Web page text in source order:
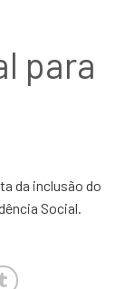
para
da inclusão do
Social.